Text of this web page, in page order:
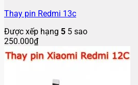
Thay pin Redmi 13c
Được xếp hạng 5 5 sao
250.000₫